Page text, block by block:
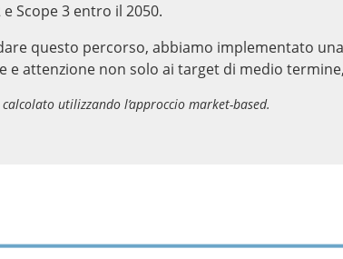
e Scope 3 entro il 2050.
questo percorso, abbiamo implementato
e attenzione non solo ai target di medio
calcolato utilizzando l’approccio market-based.